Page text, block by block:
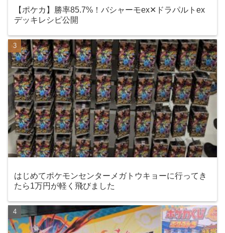
【ポケカ】勝率85.7%！バシャーモex✕ドラパルトex
デッキレシピ公開
はじめてポケモンセンターメガトウキョーに行ってき
たら1万円が軽く飛びました